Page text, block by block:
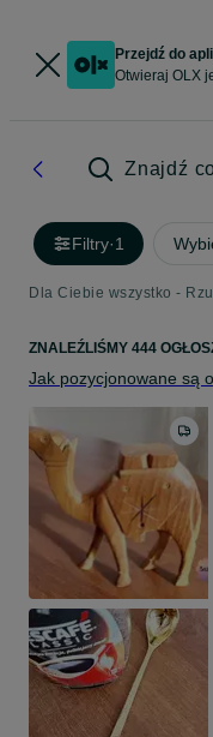
Przejdź do
Otwieraj OLX
Znajdź
Filtry·1
Dla Ciebie wszystko -
ZNALEŹLIŚMY 444
Jak pozycjonowane są